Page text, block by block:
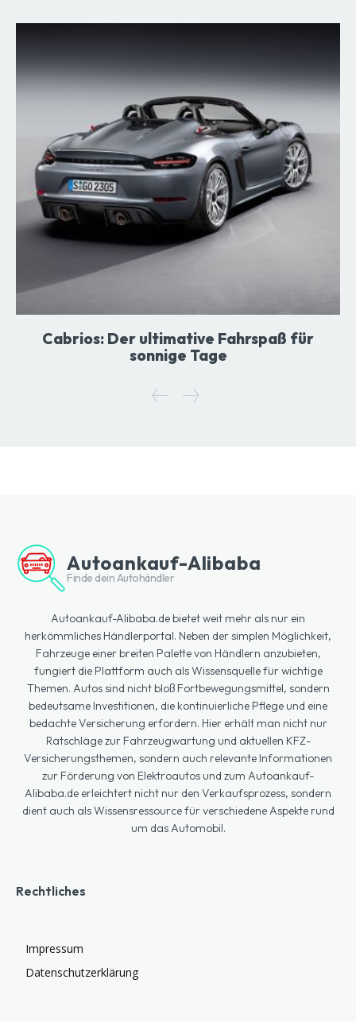
Cabrios: Der ultimative Fahrspaß für
sonnige Tage
Autoankauf-Alibaba
Finde dein Autohändler
Autoankauf-Alibaba.de bietet weit mehr als nur ein
herkömmliches Händlerportal. Neben der simplen Möglichkeit,
Fahrzeuge einer breiten Palette von Händlern anzubieten,
fungiert die Plattform auch als Wissensquelle für wichtige
Themen. Autos sind nicht bloß Fortbewegungsmittel, sondern
bedeutsame Investitionen, die kontinuierliche Pflege und eine
bedachte Versicherung erfordern. Hier erhält man nicht nur
Ratschläge zur Fahrzeugwartung und aktuellen KFZ-
Versicherungsthemen, sondern auch relevante Informationen
zur Förderung von Elektroautos und zum Autoankauf-
Alibaba.de erleichtert nicht nur den Verkaufsprozess, sondern
dient auch als Wissensressource für verschiedene Aspekte rund
um das Automobil.
Rechtliches
Impressum
Datenschutzerklärung